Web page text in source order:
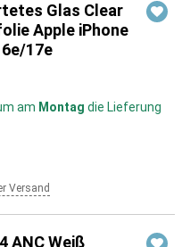
Glas Clear
Apple iPhone
17e
am Montag die Lieferung
Versand
ANC Weiß